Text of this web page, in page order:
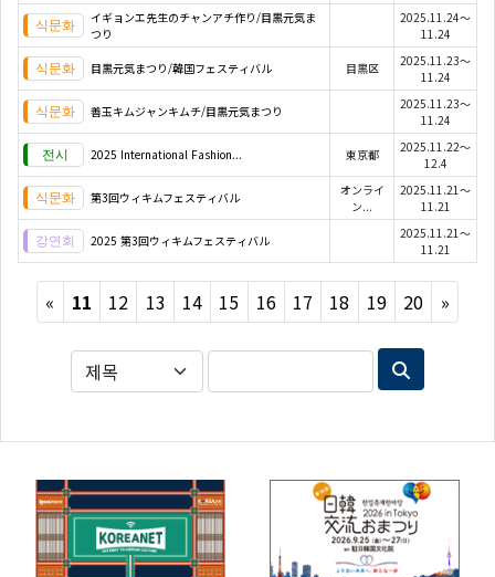
イギョンエ先生のチャンアチ作り/目黒元気ま
つり
2025.11.24～
11.24
目黒元気まつり/韓国フェスティバル 目黒区
2025.11.23～
11.24
善玉キムジャンキムチ/目黒元気まつり
2025.11.23～
11.24
2025 International Fashion... 東京都
2025.11.22～
12.4
第3回ウィキムフェスティバル
オンライ
ン...
2025.11.21～
11.21
2025 第3回ウィキムフェスティバル
2025.11.21～
11.21
« Previous
11 12 13 14 15 16 17 18 19 20 »Next